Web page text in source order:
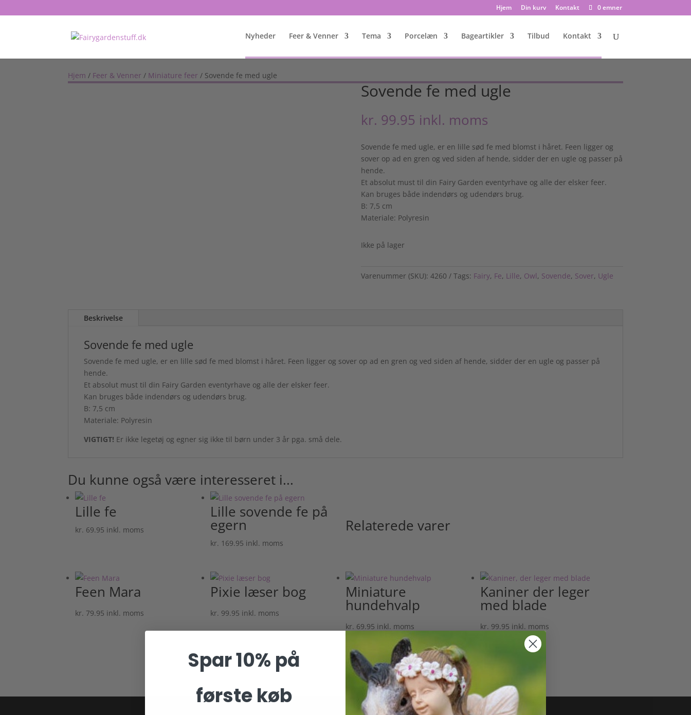
Hjem Din kurv Kontakt 0 emner
Nyheder Feer & Venner Tema Porcelæn Bageartikler Tilbud Kontakt
Hjem / Feer & Venner / Miniature feer / Sovende fe med ugle
Sovende fe med ugle
kr. 99.95 inkl. moms
Sovende fe med ugle, er en lille sød fe med blomst i håret. Feen ligger og
sover op ad en gren og ved siden af hende, sidder der en ugle og passer på
hende.
Et absolut must til din Fairy Garden eventyrhave og alle der elsker feer.
Kan bruges både indendørs og udendørs brug.
B: 7,5 cm
Materiale: Polyresin
Ikke på lager
Varenummer (SKU): 4260 Tags: Fairy, Fe, Lille, Owl, Sovende, Sover, Ugle
Beskrivelse
Sovende fe med ugle
Sovende fe med ugle, er en lille sød fe med blomst i håret. Feen ligger og sover op ad en gren og ved siden af hende, sidder der en ugle og passer på
hende.
Et absolut must til din Fairy Garden eventyrhave og alle der elsker feer.
Kan bruges både indendørs og udendørs brug.
B: 7,5 cm
Materiale: Polyresin
VIGTIGT! Er ikke legetøj og egner sig ikke til børn under 3 år pga. små dele.
Du kunne også være interesseret i...
Lille fe
kr. 69.95 inkl. moms
Lille sovende fe på
egern
kr. 169.95 inkl. moms
Relaterede varer
Feen Mara
kr. 79.95 inkl. moms
Pixie læser bog
kr. 99.95 inkl. moms
Miniature
hundehvalp
kr. 69.95 inkl. moms
Kaniner der leger
med blade
kr. 99.95 inkl. moms
Spar 10% på
første køb